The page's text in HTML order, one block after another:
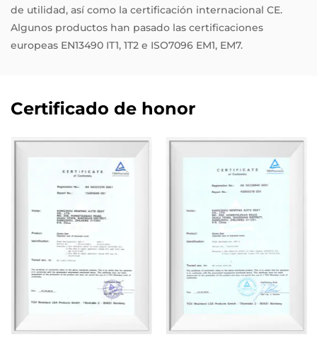
de utilidad, así como la certificación internacional CE.
Algunos productos han pasado las certificaciones
europeas EN13490 IT1, 1T2 e ISO7096 EM1, EM7.
Certificado de honor